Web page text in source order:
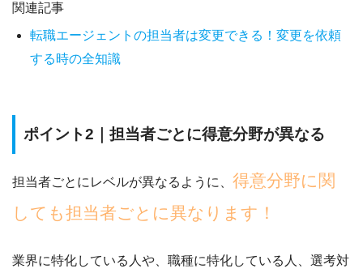
関連記事
転職エージェントの担当者は変更できる！変更を依頼
する時の全知識
ポイント2｜担当者ごとに得意分野が異なる
担当者ごとにレベルが異なるように、 得意分野に関
しても担当者ごとに異なります！
業界に特化している人や、職種に特化している人、選考対